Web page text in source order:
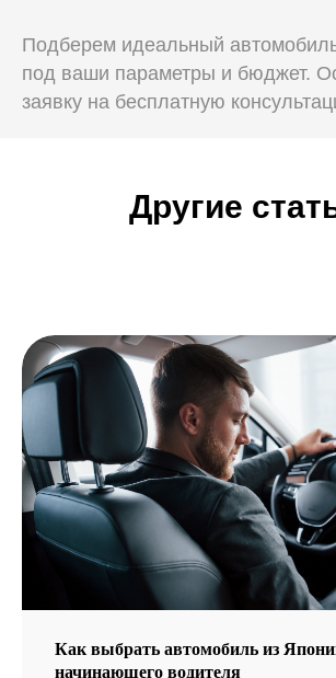
Подберем идеальный
под ваши параметры и бюджет.
заявку на бесплатную
Другие
Как выбрать автомобиль из
начинающего водителя